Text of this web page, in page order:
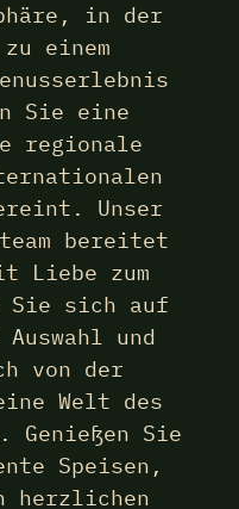
in der
einem
Sie eine
regionale
Unser
bereitet
Liebe zum
Sie sich auf
und
von der
Welt des
Genießen Sie
Speisen,
herzlichen